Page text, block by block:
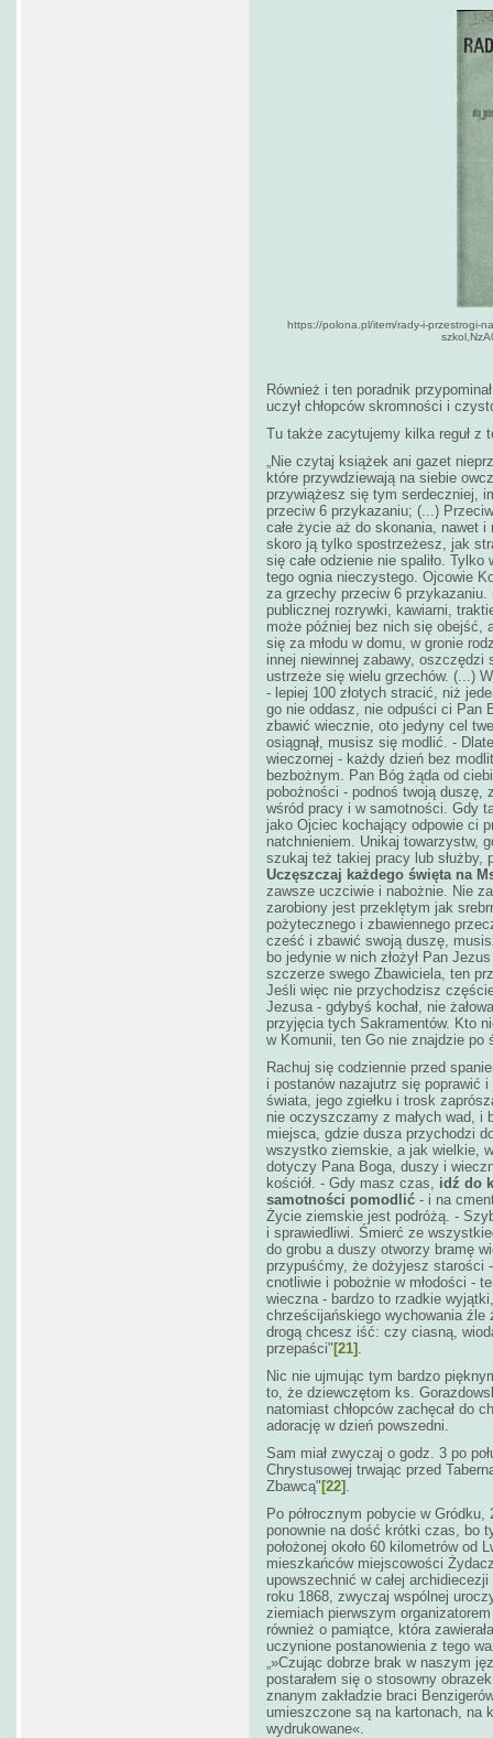
https://polona.pl/item/rady-i-przestrogi-
Również i ten poradnik
uczył chłopców skromności i
Tu także zacytujemy kilka reguł z
„Nie czytaj książek ani gazet
które przywdziewają na siebie
przywiążesz się tym serdeczniej,
przeciw 6 przykazaniu; (...)
całe życie aż do skonania, nawet
skoro ją tylko spostrzeżesz, jak
się całe odzienie nie spaliło.
tego ognia nieczystego. Ojcowie
za grzechy przeciw 6
publicznej rozrywki, kawiarni,
może później bez nich się obejść,
się za młodu w domu, w gronie
innej niewinnej zabawy, oszczędzi
ustrzeże się wielu grzechów. (...)
- lepiej 100 złotych stracić, niż
go nie oddasz, nie odpuści ci Pan
zbawić wiecznie, oto jedyny cel
osiągnął, musisz się modlić. -
wieczornej - każdy dzień bez
bezbożnym. Pan Bóg żąda od
pobożności - podnoś twoją duszę,
wśród pracy i w samotności. Gdy
jako Ojciec kochający odpowie ci
natchnieniem. Unikaj towarzystw,
szukaj też takiej pracy lub służby,
Uczęszczaj każdego święta na
zawsze uczciwie i nabożnie. Nie
zarobiony jest przeklętym jak
pożytecznego i zbawiennego
cześć i zbawić swoją duszę,
bo jedynie w nich złożył Pan
szczerze swego Zbawiciela, ten
Jeśli więc nie przychodzisz
Jezusa - gdybyś kochał, nie
przyjęcia tych Sakramentów. Kto
w Komunii, ten Go nie znajdzie po
Rachuj się codziennie przed
i postanów nazajutrz się poprawić
świata, jego zgiełku i trosk
nie oczyszczamy z małych wad, i
miejsca, gdzie dusza przychodzi
wszystko ziemskie, a jak wielkie,
dotyczy Pana Boga, duszy i
kościół. - Gdy masz czas, idź do
samotności pomodlić - i na
Życie ziemskie jest podróżą. -
i sprawiedliwi. Śmierć ze
do grobu a duszy otworzy bramę
przypuśćmy, że dożyjesz starości
cnotliwie i pobożnie w młodości -
wieczna - bardzo to rzadkie
chrześcijańskiego wychowania źle
drogą chcesz iść: czy ciasną,
przepaści" [21] .
Nic nie ujmując tym bardzo
to, że dziewczętom ks.
natomiast chłopców zachęcał do
adorację w dzień powszedni.
Sam miał zwyczaj o godz. 3 po
Chrystusowej trwając przed
Zbawcą" [22] .
Po półrocznym pobycie w
ponownie na dość krótki czas, bo
położonej około 60 kilometrów od
mieszkańców miejscowości
upowszechnić w całej
roku 1868, zwyczaj wspólnej
ziemiach pierwszym
również o pamiątce, która
uczynione postanowienia z tego
„»Czując dobrze brak w naszym
postarałem się o stosowny
znanym zakładzie braci
umieszczone są na kartonach, na
wydrukowane«.